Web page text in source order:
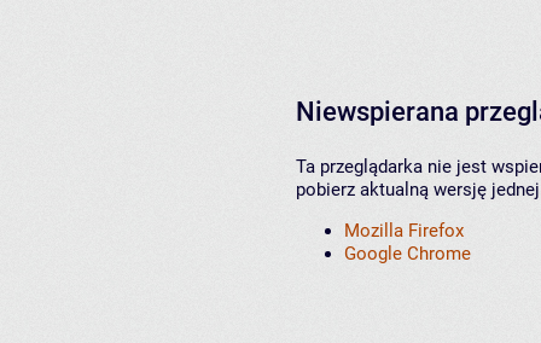
Niewspierana
Ta przeglądarka nie jest
pobierz aktualną wersję
Mozilla Firefox
Google Chrome